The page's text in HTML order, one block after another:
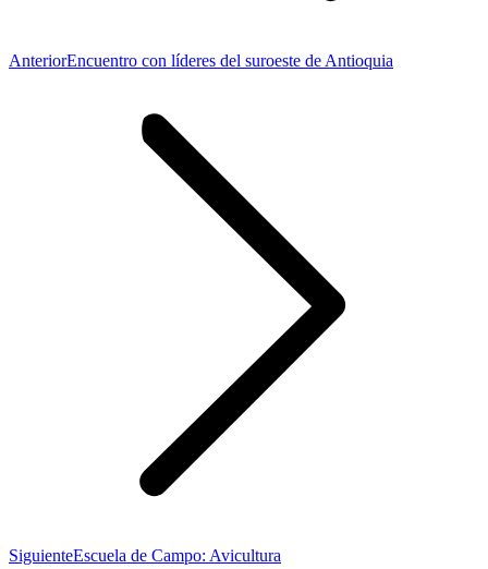
AnteriorPublicación
Encuentro con líderes del suroeste de Antioquia
SiguientePublicación
Escuela de Campo: Avicultura